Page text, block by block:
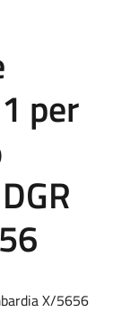
per
X/5656